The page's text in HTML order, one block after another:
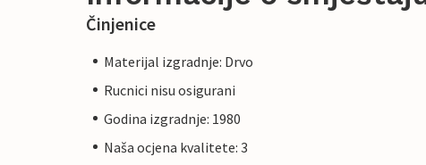
Činjenice
Materijal izgradnje: Drvo
Rucnici nisu osigurani
Godina izgradnje: 1980
Naša ocjena kvalitete: 3